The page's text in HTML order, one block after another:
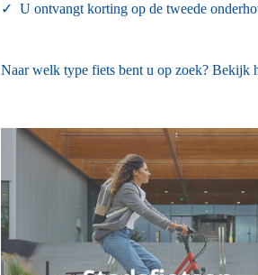
✓U ontvangt korting op de tweede
Naar welk type fiets bent u op zoek? Bekijk